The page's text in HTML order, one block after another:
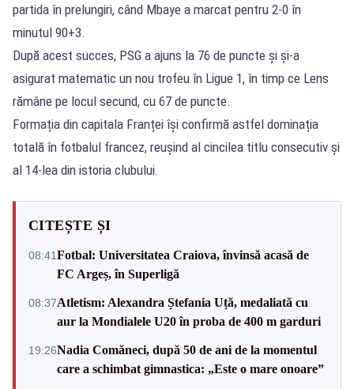
partida în prelungiri, când Mbaye a marcat pentru 2-0 în
minutul 90+3.
După acest succes, PSG a ajuns la 76 de puncte și și-a
asigurat matematic un nou trofeu în Ligue 1, în timp ce Lens
rămâne pe locul secund, cu 67 de puncte.
Formația din capitala Franței își confirmă astfel dominația
totală în fotbalul francez, reușind al cincilea titlu consecutiv și
al 14-lea din istoria clubului.
CITEȘTE ȘI
08:41Fotbal: Universitatea Craiova, învinsă acasă de
FC Argeș, în Superligă
08:37Atletism: Alexandra Ștefania Uță, medaliată cu
aur la Mondialele U20 în proba de 400 m garduri
19:26Nadia Comăneci, după 50 de ani de la momentul
care a schimbat gimnastica: „Este o mare onoare”